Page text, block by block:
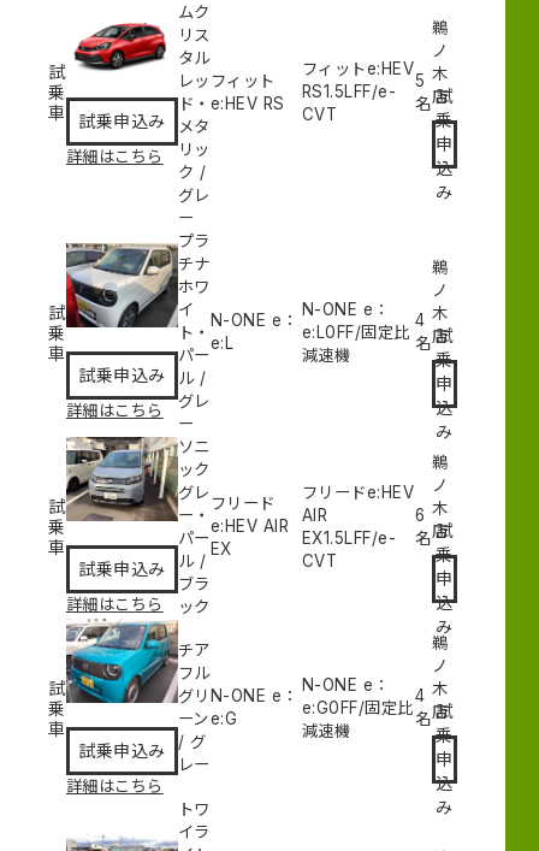
試
乗
車
試乗申込み
詳細はこちら
ムク
リス
タル
レッ
ド・
メタ
リッ
ク /
グレ
ー
フィット
e:HEV RS
フィットe:HEV
RS1.5L FF/e-
CVT
5
名
鵜
ノ
木
店
試
乗
申
込
み
試
乗
車
試乗申込み
詳細はこちら
プラ
チナ
ホワ
イ
ト・
パー
ル/
グレ
ー
N-ONE e：
e:L
N-ONE e：
e:L0 FF/固定比
減速機
4
名
鵜
ノ
木
店
試
乗
申
込
み
試
乗
車
試乗申込み
詳細はこちら
ソニ
ック
グレ
ー・
パー
ル/
ブラ
ック
フリード
e:HEV AIR
EX
フリードe:HEV
AIR
EX1.5L FF/e-
CVT
6
名
鵜
ノ
木
店
試
乗
申
込
み
試
乗
車
試乗申込み
詳細はこちら
チア
フル
グリ
ーン
/ グ
レー
N-ONE e：
e:G
N-ONE e：
e:G0 FF/固定比
減速機
4
名
鵜
ノ
木
店
試
乗
申
込
み
トワ
イラ